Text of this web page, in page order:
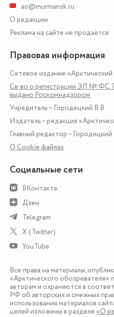
ao@murmansk.ru
О редакции
Реклама на сайте не продаётся
Правовая информация
Сетевое издание
Св-во о регистрации ЭЛ № ФС
выдано Роскомнадзором
Учредитель – Городецкий В.В.
Издатель – редакция
Главный редактор – Городецкий
О Сookie файлах
Социальные сети
ВКонтакте
Дзен
Telegram
X (Twitter)
YouTube
Все права на материалы,
«Арктического обозревателя»
авторам и охраняются в
РФ об авторских и смежных
использования материалов
целей изложены в разделе «О